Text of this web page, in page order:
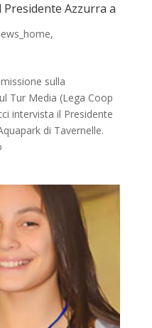
Azzurra a
,
sulla
Tur Media (Lega Coop
intervista il Presidente
di Tavernelle.